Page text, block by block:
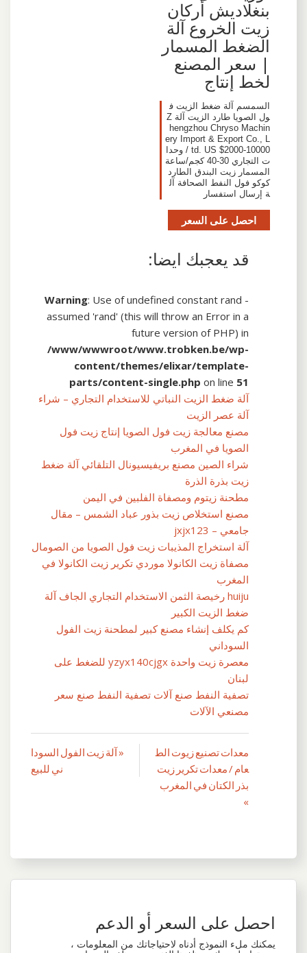
بنغلاديش أركان
زيت الخروع آلة
الضغط المسمار
| سعر المصنع
لخط إنتاج
السمسم آلة ضغط الزيت ف
ول الصويا طارد الزيت آلة Z
hengzhou Chryso Machin
ery Import & Export Co., L
td. US $2000-10000 / وحدا
ت التجاري 30-40 كجم/ساعة
المسمار زيت البندق الطارد
كوكو فول النفط الصحافة آل
ة إرسال استفسار
احصل على السعر
قد يعجبك ايضا:
Warning: Use of undefined constant rand -
assumed 'rand' (this will throw an Error in a
future version of PHP) in
/www/wwwroot/www.trobken.be/wp-
content/themes/elixar/template-
parts/content-single.php on line 51
آلة ضغط الزيت النباتي للاستخدام التجاري – شراء
آلة عصر الزيت
مصنع معالجة زيت فول الصويا إنتاج زيت فول
الصويا في المغرب
شراء الصين مصنع بريفيسيونال التلقائي آلة ضغط
زيت بذرة الذرة
مطحنة زيتوم ومصفاة الفلبين في اليمن
مصنع استخلاص زيت بذور عباد الشمس – مقال
جامعي – jxjx123
آلة استخراج المذيبات زيت فول الصويا من الصومال
مصفاة زيت الكانولا موردي تكرير زيت الكانولا في
المغرب
huiju رخيصة الثمن الاستخدام التجاري الجاف آلة
ضغط الزيت الكبير
كم يكلف إنشاء مصنع كبير لمطحنة زيت الفول
السوداني
معصرة زيت واحدة yzyx140cjgx للضغط على
لبنان
تصفية النفط صنع آلات تصفية النفط صنع سعر
مصنعي الآلات
تصفّح
المقالات
« آلة زيت الفول السودا
ني للبيع
معدات تصنيع زيوت الط
عام / معدات تكرير زيت
بذر الكتان في المغرب
»
احصل على السعر أو الدعم
يمكنك ملء النموذج أدناه لاحتياجاتك من المعلومات ،